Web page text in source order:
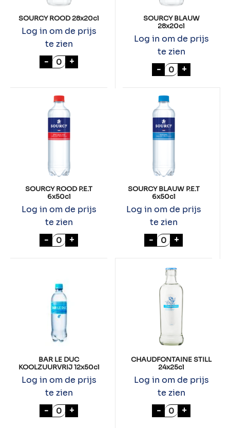
SOURCY ROOD 28x20cl
Log in om de prijs
te zien
- SOURCY ROOD 28x20cl aantal
+
SOURCY BLAUW
28x20cl
Log in om de prijs
te zien
- SOURCY
+
SOURCY ROOD P.E.T
6x50cl
Log in om de prijs
te zien
- SOURCY ROOD P.E.T 6x50cl aantal
+
SOURCY BLAUW P.E.T
6x50cl
Log in om de prijs
te zien
- SOURCY
+
BAR LE DUC
KOOLZUURVRIJ 12x50cl
Log in om de prijs
te zien
- BAR LE DUC KOOLZUURVRIJ 12x50cl
+
CHAUDFONTAINE STILL
24x25cl
Log in om de prijs
te zien
-
+